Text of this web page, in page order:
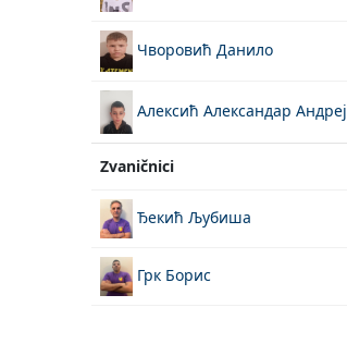
Чворовић Данило
Алексић Александар Андреј
Zvaničnici
Ђекић Љубиша
Грк Борис